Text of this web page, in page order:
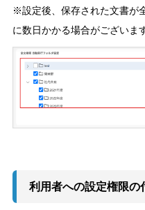
※設定後、保存された文書が
に数日かかる場合がございま
利用者への設定権限の